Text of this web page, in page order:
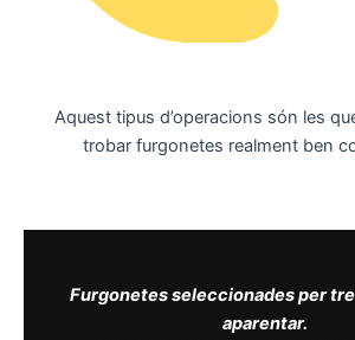
Aquest tipus d’operacions són les
trobar furgonetes realment ben
Furgonetes seleccionades per
aparentar.